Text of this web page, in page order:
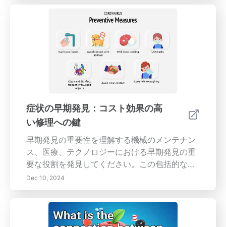
用効率と安全性を向上させるためのルーチン点
検や適切な文書化など、機器管理のベストプラ
クティスを発見してください。予測メンテナン
スやIoTなどの現代的なソリューションについて
詳しく調査し、これらのアプローチがリソース
の配分を最適化し、コストを削減する方法を示
します。体系的なメンテナンススケジュールを
採用し、フィードバックを通じて継続的な改善
を確立することで、組織は予期しない障害から
送信システムを保護し、全体的なパフォーマン
スを向上させることができます。業界の動向や
コンプライアンス基準について情報を把握し、
競争力を維持してください。
症状の早期発見：コスト効果の高
い修理への鍵
早期発見の重要性を理解する機械のメンテナン
ス、医療、テクノロジーにおける早期発見の重
要な役割を発見してください。この包括的なガ
イドでは、合併症を防ぎ、時間とお金を節約す
るために、症状を迅速に認識することの利点を
強調しています。積極的な問題解決を強化する
ための重要な監視システムの必要性、定期的な
メンテナンスの重要性、および特定された症状
Dec 10, 2024